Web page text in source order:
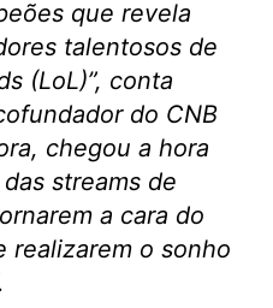
que revela
talentosos de
(LoL)”, conta
do CNB
chegou a hora
streams de
a cara do
realizarem o sonho